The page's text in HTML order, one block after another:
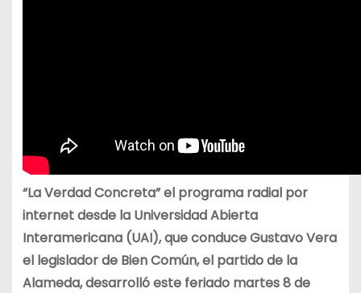
“La Verdad Concreta” el programa radial por
internet desde la Universidad Abierta
Interamericana (UAI), que conduce Gustavo Vera
el legislador de Bien Común, el partido de la
Alameda, desarrolló este feriado martes 8 de